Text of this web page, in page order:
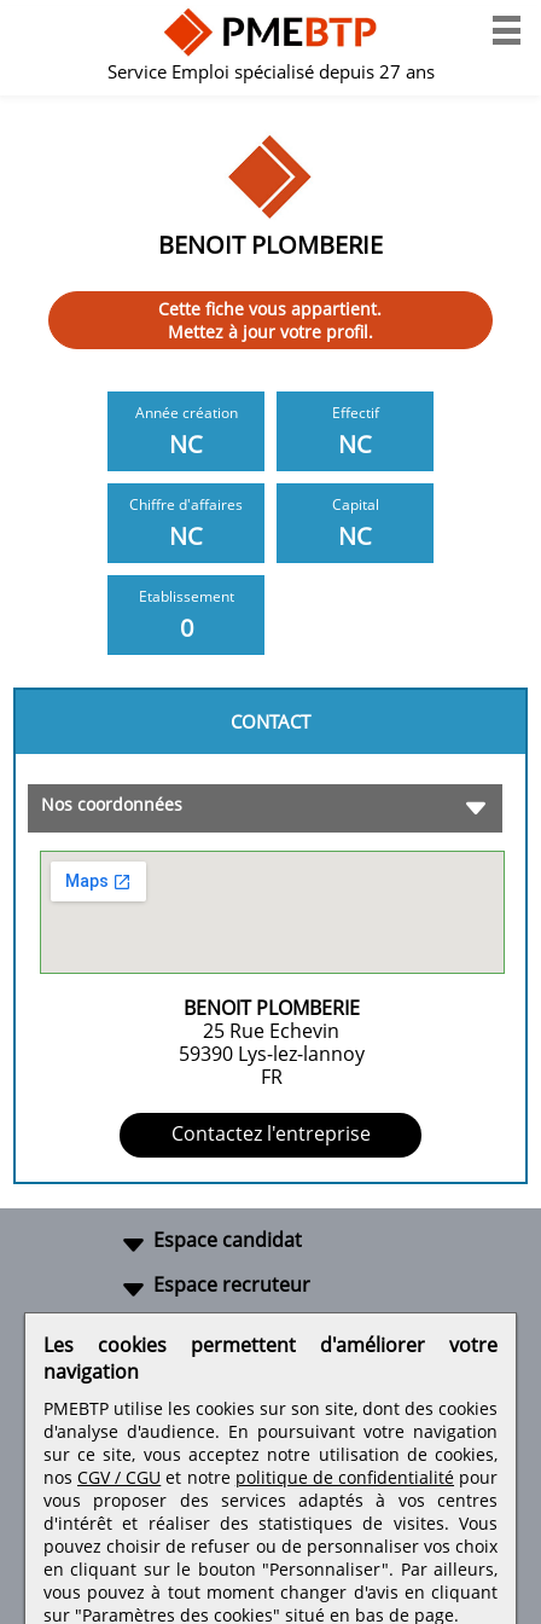
Service Emploi spécialisé depuis 27 ans
BENOIT PLOMBERIE
Cette fiche vous appartient.
Mettez à jour votre profil.
Année création
NC
Effectif
NC
Chiffre d'affaires
NC
Capital
NC
Etablissement
0
CONTACT
Nos coordonnées
BENOIT PLOMBERIE
25 Rue Echevin
59390 Lys-lez-lannoy
FR
Contactez l'entreprise
Espace candidat
Espace recruteur
Retrouvez-nous sur les réseaux sociaux
Les cookies permettent d'améliorer votre
navigation
PMEBTP utilise les cookies sur son site, dont des cookies
d'analyse d'audience. En poursuivant votre navigation
sur ce site, vous acceptez notre utilisation de cookies,
nos CGV / CGU et notre politique de confidentialité pour
vous proposer des services adaptés à vos centres
d'intérêt et réaliser des statistiques de visites.Vous
pouvez choisir de refuser ou de personnaliser vos choix
en cliquant sur le bouton "Personnaliser". Par ailleurs,
vous pouvez à tout moment changer d'avis en cliquant
sur "Paramètres des cookies" situé en bas de page.